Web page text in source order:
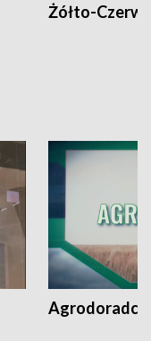
Żółto-
Agrodoradcy